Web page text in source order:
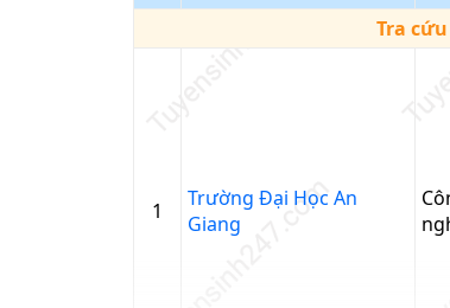
Tra
1
Trường Đại Học An
Giang